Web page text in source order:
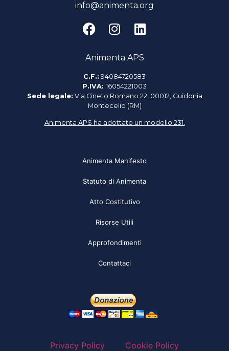
info@animenta.org
Animenta APS
C.F.: 94084720583
P.IVA: 16054221003
Sede legale: Via Cineto Romano 22, 00012, Guidonia
Montecelio (RM)
Animenta APS ha adottato un modello 231.
Animenta Manifesto
Statuto di Animenta
Atto Costitutivo
Risorse Utili
Approfondimenti
Contattaci
Privacy Policy Cookie Policy